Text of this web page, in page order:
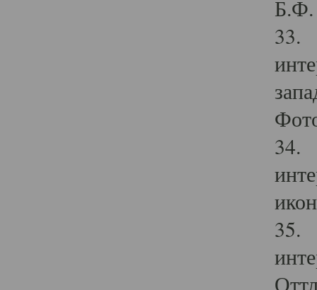
Б.Ф.
33.
34.
35.